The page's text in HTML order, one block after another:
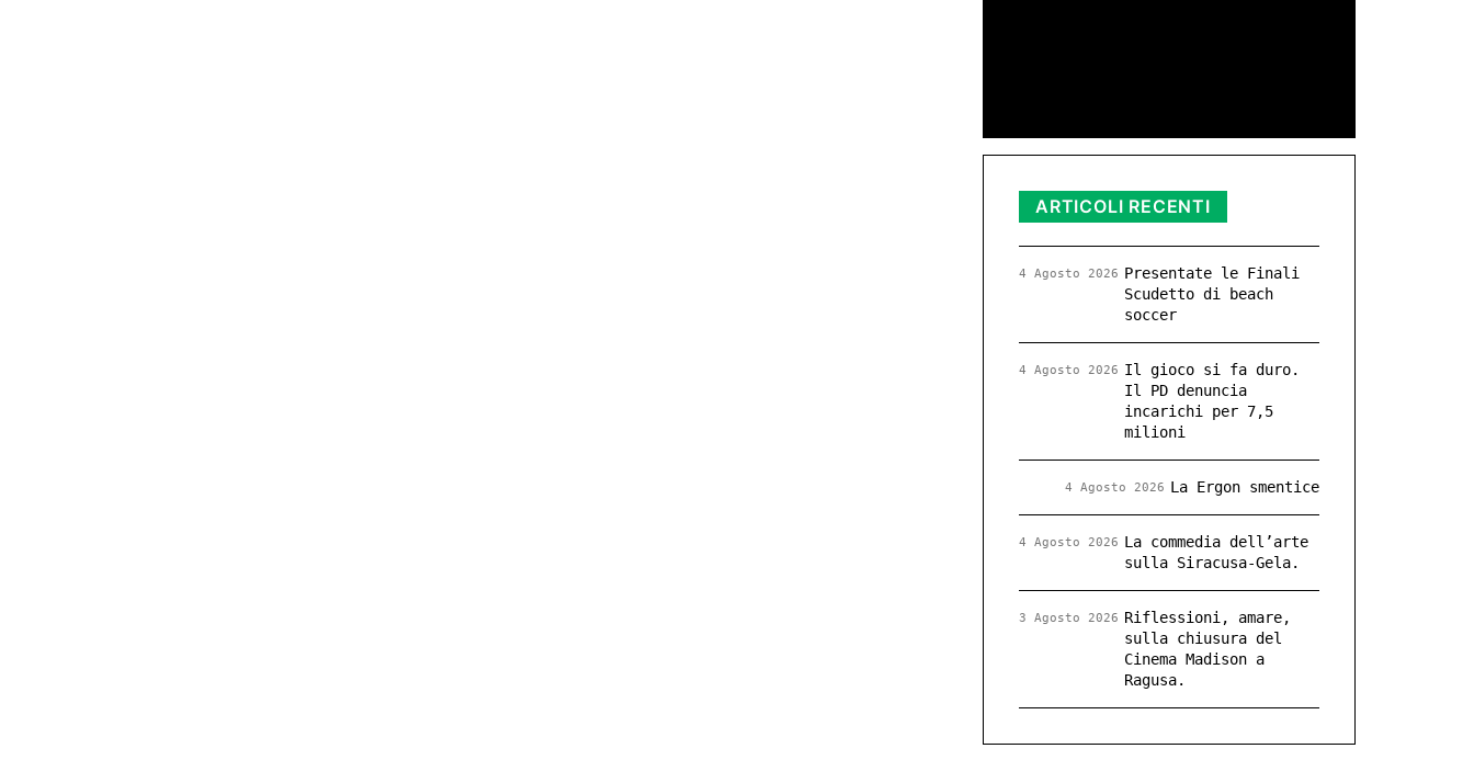
ARTICOLI RECENTI
Presentate le Finali
Scudetto di beach
soccer
4 Agosto 2026
Il gioco si fa duro.
Il PD denuncia
incarichi per 7,5
milioni
4 Agosto 2026
La Ergon smentice
4 Agosto 2026
La commedia dell’arte
sulla Siracusa-Gela.
4 Agosto 2026
Riflessioni, amare,
sulla chiusura del
Cinema Madison a
Ragusa.
3 Agosto 2026